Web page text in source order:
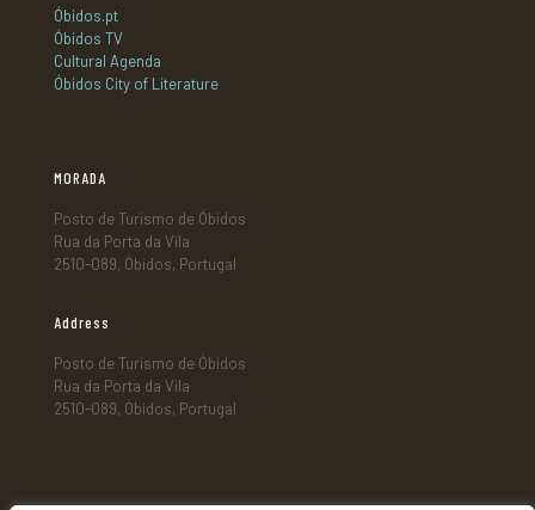
Óbidos.pt
Óbidos TV
Cultural Agenda
Óbidos City of Literature
MORADA
Posto de Turismo de Óbidos
Rua da Porta da Vila
2510-089, Óbidos, Portugal
Address
Posto de Turismo de Óbidos
Rua da Porta da Vila
2510-089, Óbidos, Portugal